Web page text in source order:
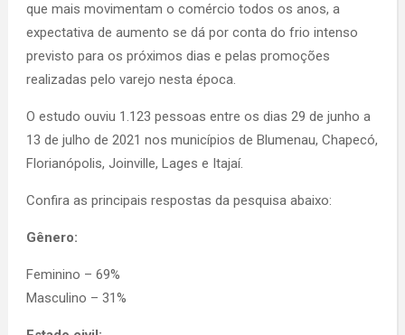
que mais movimentam o comércio todos os anos, a
expectativa de aumento se dá por conta do frio intenso
previsto para os próximos dias e pelas promoções
realizadas pelo varejo nesta época.
O estudo ouviu 1.123 pessoas entre os dias 29 de junho a
13 de julho de 2021 nos municípios de Blumenau, Chapecó,
Florianópolis, Joinville, Lages e Itajaí.
Confira as principais respostas da pesquisa abaixo:
Gênero:
Feminino – 69%
Masculino – 31%